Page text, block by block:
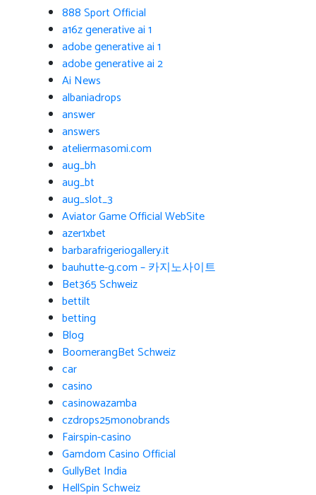
888 Sport Official
a16z generative ai 1
adobe generative ai 1
adobe generative ai 2
Ai News
albaniadrops
answer
answers
ateliermasomi.com
aug_bh
aug_bt
aug_slot_3
Aviator Game Official WebSite
azer1xbet
barbarafrigeriogallery.it
bauhutte-g.com – 카지노사이트
Bet365 Schweiz
bettilt
betting
Blog
BoomerangBet Schweiz
car
casino
casinowazamba
czdrops25monobrands
Fairspin-casino
Gamdom Casino Official
GullyBet India
HellSpin Schweiz